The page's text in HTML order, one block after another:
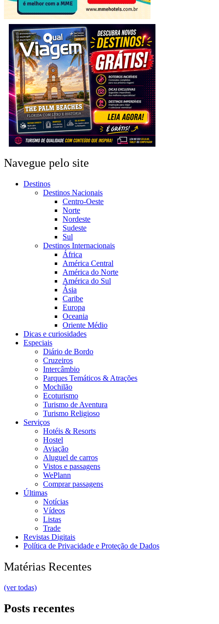
Navegue pelo site
Destinos
Destinos Nacionais
Centro-Oeste
Norte
Nordeste
Sudeste
Sul
Destinos Internacionais
África
América Central
América do Norte
América do Sul
Ásia
Caribe
Europa
Oceania
Oriente Médio
Dicas e curiosidades
Especiais
Diário de Bordo
Cruzeiros
Intercâmbio
Parques Temáticos & Atrações
Mochilão
Ecoturismo
Turismo de Aventura
Turismo Religioso
Serviços
Hotéis & Resorts
Hostel
Aviação
Aluguel de carros
Vistos e passagens
WePlann
Comprar passagens
Últimas
Notícias
Vídeos
Listas
Trade
Revistas Digitais
Política de Privacidade e Proteção de Dados
Matérias Recentes
(ver todas)
Posts recentes